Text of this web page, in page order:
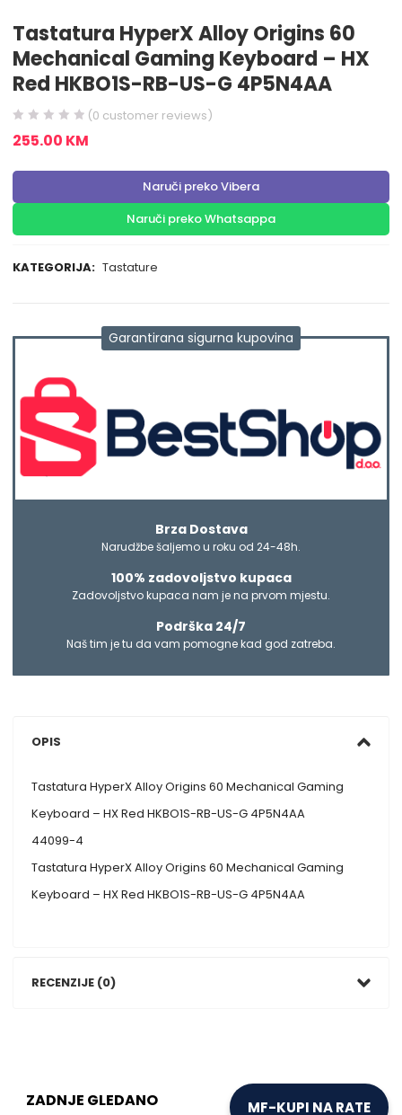
Tastatura HyperX Alloy Origins 60
Mechanical Gaming Keyboard – HX
Red HKBO1S-RB-US-G 4P5N4AA
(0 customer reviews)
255.00 KM
Naruči preko Vibera
Naruči preko Whatsappa
KATEGORIJA: Tastature
Garantirana sigurna kupovina
Brza Dostava
Narudžbe šaljemo u roku od 24-48h.
100% zadovoljstvo kupaca
Zadovoljstvo kupaca nam je na prvom mjestu.
Podrška 24/7
Naš tim je tu da vam pomogne kad god zatreba.
OPIS
Tastatura HyperX Alloy Origins 60 Mechanical Gaming
Keyboard – HX Red HKBO1S-RB-US-G 4P5N4AA
44099-4
Tastatura HyperX Alloy Origins 60 Mechanical Gaming
Keyboard – HX Red HKBO1S-RB-US-G 4P5N4AA
RECENZIJE (0)
ZADNJE GLEDANO MF-KUPI NA RATE